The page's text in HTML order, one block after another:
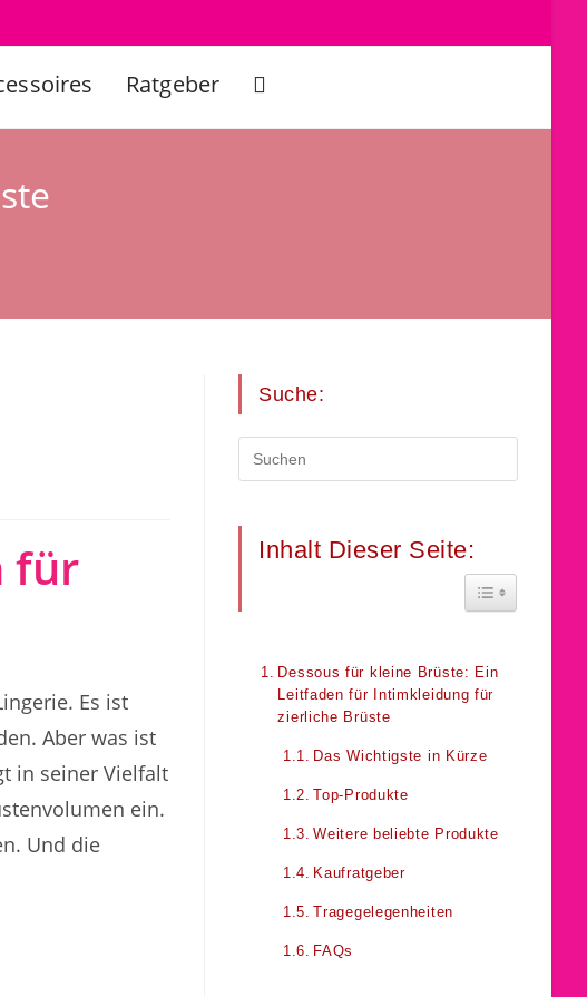
Ratgeber Website-
für
Es ist
Aber was ist
in seiner Vielfalt
ein.
Und die
Suche:
Inhalt Dieser Seite:
Toggle Table
Dessous für kleine Brüste: Ein
Leitfaden für Intimkleidung für
zierliche Brüste
Das Wichtigste in Kürze
Top-Produkte
Weitere beliebte Produkte
Kaufratgeber
Tragegelegenheiten
FAQs